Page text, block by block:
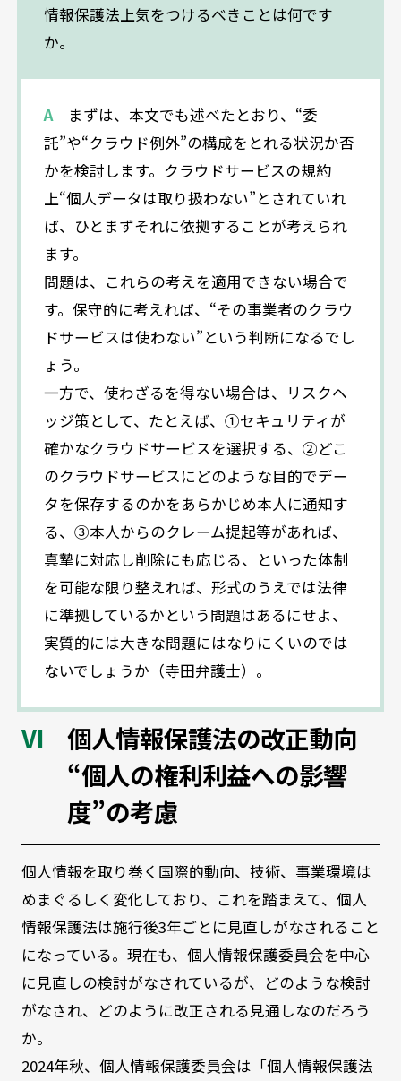
情報保護法上気をつけるべきことは何です
か。
Aまずは、本文でも述べたとおり、“委
託”や“クラウド例外”の構成をとれる状況か否
かを検討します。クラウドサービスの規約
上“個人データは取り扱わない”とされていれ
ば、ひとまずそれに依拠することが考えられ
ます。
問題は、これらの考えを適用できない場合で
す。保守的に考えれば、“その事業者のクラウ
ドサービスは使わない”という判断になるでし
ょう。
一方で、使わざるを得ない場合は、リスクヘ
ッジ策として、たとえば、①セキュリティが
確かなクラウドサービスを選択する、②どこ
のクラウドサービスにどのような目的でデー
タを保存するのかをあらかじめ本人に通知す
る、③本人からのクレーム提起等があれば、
真摯に対応し削除にも応じる、といった体制
を可能な限り整えれば、形式のうえでは法律
に準拠しているかという問題はあるにせよ、
実質的には大きな問題にはなりにくいのでは
ないでしょうか（寺田弁護士）。
個人情報保護法の改正動向
“個人の権利利益への影響
度”の考慮
個人情報を取り巻く国際的動向、技術、事業環境は
めまぐるしく変化しており、これを踏まえて、個人
情報保護法は施行後3年ごとに見直しがなされること
になっている。現在も、個人情報保護委員会を中心
に見直しの検討がなされているが、どのような検討
がなされ、どのように改正される見通しなのだろう
か。
2024年秋、個人情報保護委員会は「個人情報保護法